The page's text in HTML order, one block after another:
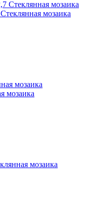
мозаика
мозаика
мозаика